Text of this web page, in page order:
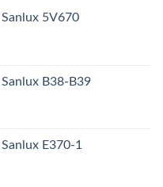
5V670
B38-B39
E370-1